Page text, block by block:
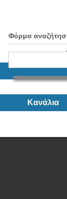
Φόρμα
Κανάλια